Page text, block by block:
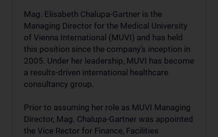
Mag. Elisabeth Chalupa-Gartner is the
Managing Director for the Medical University
of Vienna International (MUVI) and has held
this position since the company’s inception in
2005. Under her leadership, MUVI has become
a results-driven international healthcare
consultancy group.
Prior to assuming her role as MUVI Managing
Director, Mag. Chalupa-Gartner was appointed
the Vice Rector for Finance, Facilities